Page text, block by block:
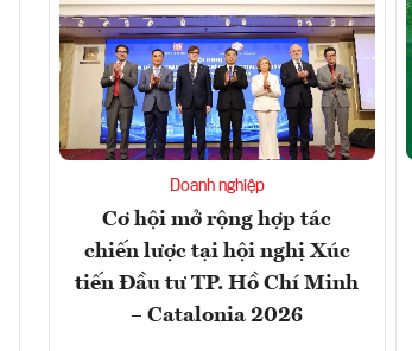
Doanh nghiệp
Cơ hội mở rộng hợp tác
chiến lược tại hội nghị Xúc
tiến Đầu tư TP. Hồ Chí Minh
– Catalonia 2026